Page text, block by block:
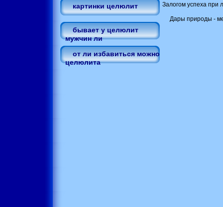
картинки целюлит
бывает у целюлит
мужчин ли
от ли избавиться можно
целюлита
Залогом успеха при
Дары природы -